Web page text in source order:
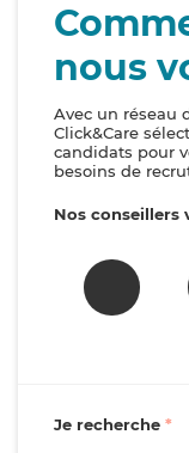
nous
Avec un réseau
Click&Care
candidats pour
besoins de
Nos conseillers
Je recherche